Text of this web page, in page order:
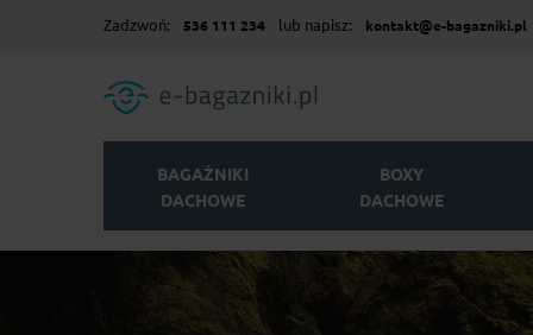
Zadzwoń: 536 111 234 lub napisz: kontakt@e-bagazniki.pl
BAGAŻNIKI
DACHOWE
BOXY
DACHOWE